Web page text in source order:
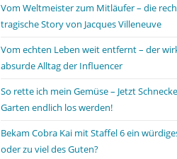
Vom Weltmeister zum Mitläufer – die
tragische Story von Jacques Villeneuve
Vom echten Leben weit entfernt – der
absurde Alltag der Influencer
So rette ich mein Gemüse – Jetzt
Garten endlich los werden!
Bekam Cobra Kai mit Staffel 6 ein
oder zu viel des Guten?